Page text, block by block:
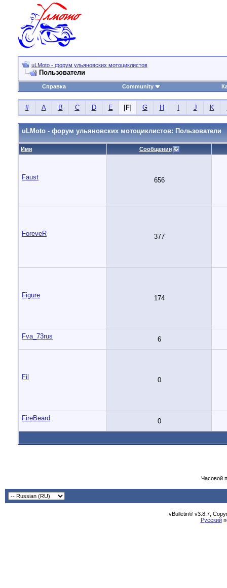
uLMoto - форум ульяновских мотоциклистов
Пользователи
Справка Community
# A B C D E [F] G H J K
uLMoto - форум ульяновских мотоциклистов: Пользователи
Имя Сообщения
Faust 656
ForeveR 377
Figure 174
Fva_73rus 6
Fil 0
FireBeard 0
Часовой
vBulletin® v3.8.7,
Русский